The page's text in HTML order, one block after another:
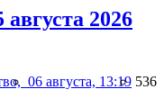
2026
06 августа, 13:19 536